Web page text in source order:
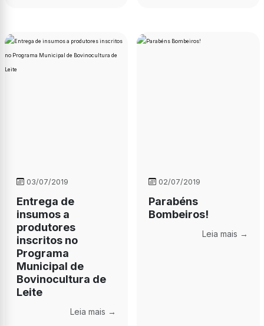
03/07/2019
Entrega de
insumos a
produtores
inscritos no
Programa
Municipal de
Bovinocultura de
Leite
Leia mais →
02/07/2019
Parabéns
Bombeiros!
Leia mais →